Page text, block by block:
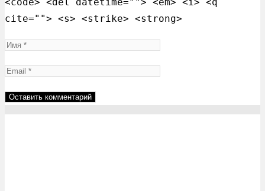
cite=""> <s> <strike> <strong>